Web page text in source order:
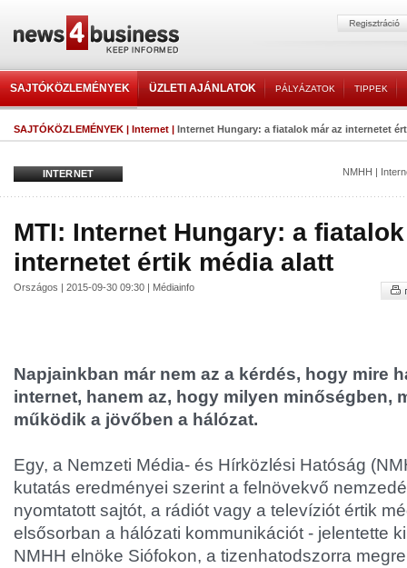
SAJTÓKÖZLEMÉNYEK ÜZLETI AJÁNLATOK PÁLYÁZATOK TIPPEK
SAJTÓKÖZLEMÉNYEK | Internet | Internet Hungary: a fiatalok már az internetet
INTERNET NMHH |
MTI: Internet Hungary: a
internetet értik média alatt
Országos | 2015-09-30 09:30 | Médiainfo
Napjainkban már nem az a kérdés, hogy mire
internet, hanem az, hogy milyen minőségben,
működik a jövőben a hálózat.
Egy, a Nemzeti Média- és Hírközlési Hatóság
kutatás eredményei szerint a felnövekvő
nyomtatott sajtót, a rádiót vagy a televíziót értik
elsősorban a hálózati kommunikációt - jelentette
NMHH elnöke Siófokon, a tizenhatodszorra